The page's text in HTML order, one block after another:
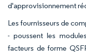
d'approvisionnement
Les fournisseurs de
- poussent les
facteurs de forme